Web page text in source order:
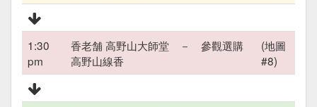
1:30
pm
香老舗 高野山大師堂 － 參觀選購
高野山線香
(地圖
#8)